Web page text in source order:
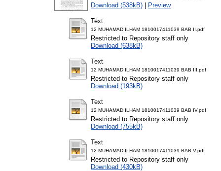
Download (538kB) | Preview
Text
12 MUHAMAD ILHAM 1810017411039 BAB II.pdf
Restricted to Repository staff only
Download (638kB)
Text
12 MUHAMAD ILHAM 1810017411039 BAB III.pdf
Restricted to Repository staff only
Download (193kB)
Text
12 MUHAMAD ILHAM 1810017411039 BAB IV.pdf
Restricted to Repository staff only
Download (755kB)
Text
12 MUHAMAD ILHAM 1810017411039 BAB V.pdf
Restricted to Repository staff only
Download (430kB)